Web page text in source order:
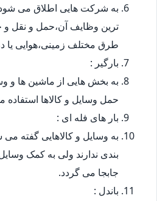
به شرکت هایی اطلاق می
ترین وظایف آن،حمل و نقل و
طرق مختلف زمینی،هوایی یا
بارگیر :
به بخش هایی از ماشین ها و
حمل وسایل و کالاها
بار های فله ای :
به وسایل و کالاهایی گفته
بندی ندارند ولی به کمک
جابجا می گردد.
باندل :